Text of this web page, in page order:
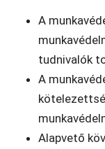
A
tudnivalók
A
Alapvető